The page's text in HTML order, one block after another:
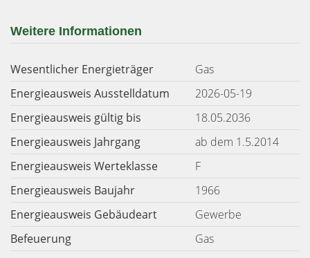
Weitere Informationen
Wesentlicher Energieträger
Gas
Energieausweis Ausstelldatum
2026-05-19
Energieausweis gültig bis
18.05.2036
Energieausweis Jahrgang
ab dem 1.5.2014
Energieausweis Werteklasse
F
Energieausweis Baujahr
1966
Energieausweis Gebäudeart
Gewerbe
Befeuerung
Gas